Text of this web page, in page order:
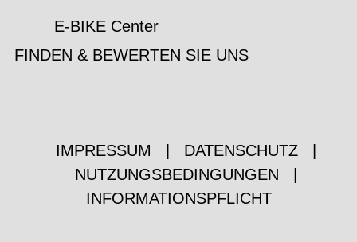
E-BIKE Center
FINDEN & BEWERTEN SIE UNS
IMPRESSUM DATENSCHUTZ
NUTZUNGSBEDINGUNGEN
INFORMATIONSPFLICHT